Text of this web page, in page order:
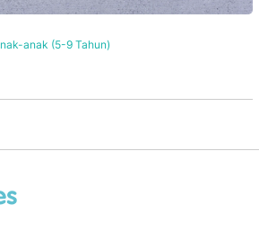
anak (5-9 Tahun)